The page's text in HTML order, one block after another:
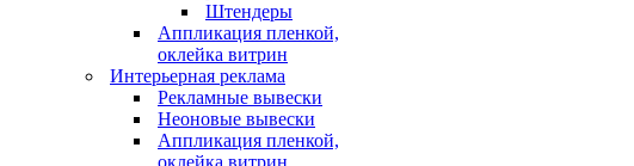
Штендеры
Аппликация пленкой,
оклейка витрин
Интерьерная реклама
Рекламные вывески
Неоновые вывески
Аппликация пленкой,
оклейка витрин